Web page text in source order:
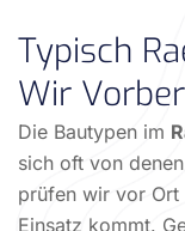
Typisch
Wir
Die Bautypen im
sich oft von
prüfen wir vor Ort
Einsatz kommt.